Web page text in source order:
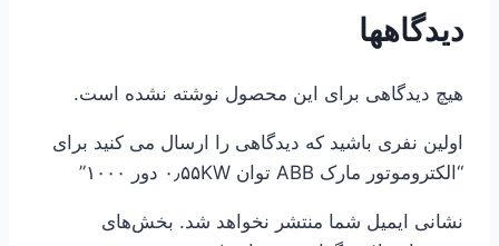
دیدگاهها
هیچ دیدگاهی برای این محصول نوشته نشده است.
اولین نفری باشید که دیدگاهی را ارسال می کنید برای
“الکتروموتور مارک ABB توان ۰٫۵۵KW دور ۱۰۰۰”
نشانی ایمیل شما منتشر نخواهد شد. بخش‌های